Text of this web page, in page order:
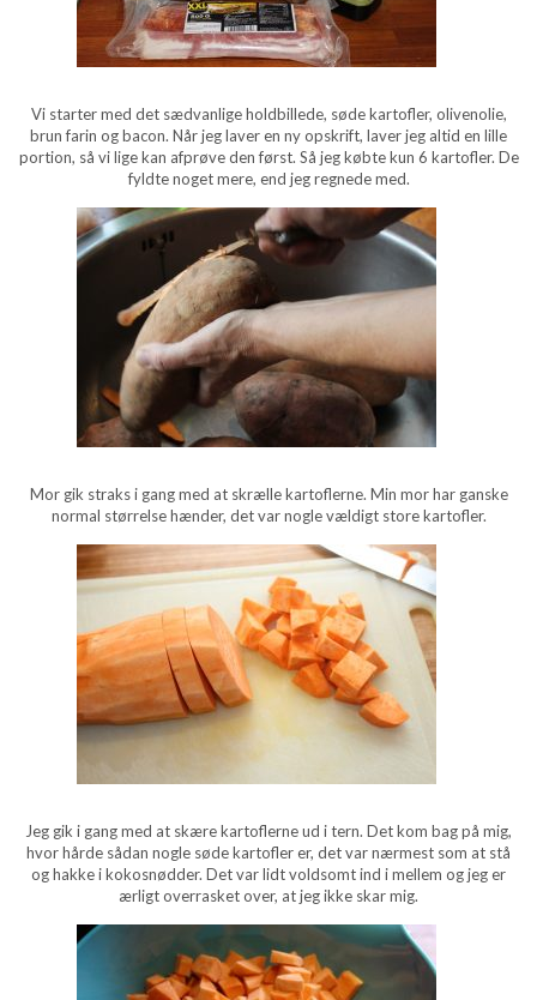
Vi starter med det sædvanlige holdbillede, søde kartofler, olivenolie,
brun farin og bacon. Når jeg laver en ny opskrift, laver jeg altid en lille
portion, så vi lige kan afprøve den først. Så jeg købte kun 6 kartofler. De
fyldte noget mere, end jeg regnede med.
Mor gik straks i gang med at skrælle kartoflerne. Min mor har ganske
normal størrelse hænder, det var nogle vældigt store kartofler.
Jeg gik i gang med at skære kartoflerne ud i tern. Det kom bag på mig,
hvor hårde sådan nogle søde kartofler er, det var nærmest som at stå
og hakke i kokosnødder. Det var lidt voldsomt ind i mellem og jeg er
ærligt overrasket over, at jeg ikke skar mig.